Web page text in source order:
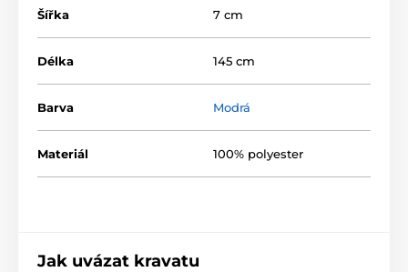
Šířka 7 cm
Délka 145 cm
Barva Modrá
Materiál 100% polyester
Jak uvázat kravatu